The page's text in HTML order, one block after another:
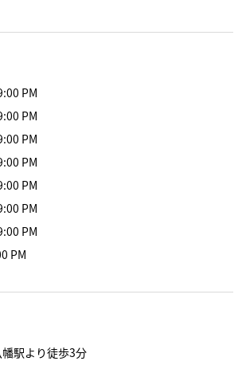
PM
PM
PM
PM
PM
PM
PM
PM
駅より徒歩3分